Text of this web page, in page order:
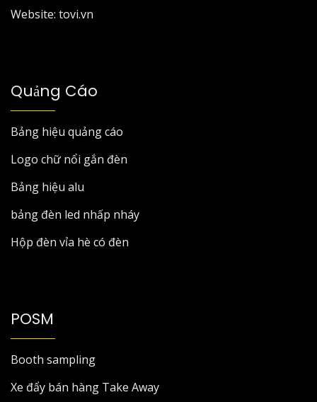
Website: tovi.vn
Quảng Cáo
Bảng hiệu quảng cáo
Logo chữ nổi gắn đèn
Bảng hiệu alu
bảng đèn led nhấp nháy
Hộp đèn vỉa hè có đèn
POSM
Booth sampling
Xe đẩy bán hàng Take Away